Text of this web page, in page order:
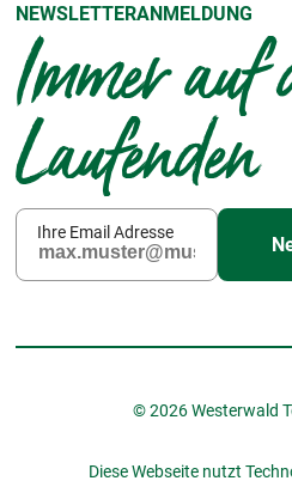
NEWSLETTERANMELDUNG
Immer auf
Laufenden
Ihre Email Adresse
© 2026 Westerwald
Diese Webseite nutzt